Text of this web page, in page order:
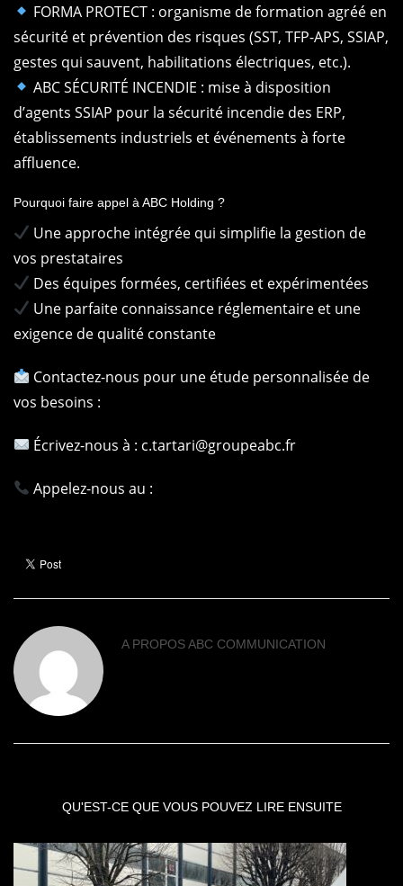
FORMA PROTECT : organisme de formation agréé en
sécurité et prévention des risques (SST, TFP-APS, SSIAP,
gestes qui sauvent, habilitations électriques, etc.).
ABC SÉCURITÉ INCENDIE : mise à disposition
d’agents SSIAP pour la sécurité incendie des ERP,
établissements industriels et événements à forte
affluence.
Pourquoi faire appel à ABC Holding ?
Une approche intégrée qui simplifie la gestion de
vos prestataires
Des équipes formées, certifiées et expérimentées
Une parfaite connaissance réglementaire et une
exigence de qualité constante
Contactez-nous pour une étude personnalisée de
vos besoins :
Écrivez-nous à : c.tartari@groupeabc.fr
Appelez-nous au :
A PROPOSABC COMMUNICATION
QU'EST-CE QUE VOUS POUVEZ LIRE ENSUITE